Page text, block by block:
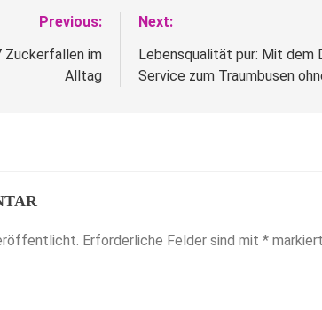
Previous:
Zuckerfallen im
Alltag
Next:
Lebensqualität pur: Mit dem
Service zum Traumbusen
Erforderliche Felder sind mit * markiert